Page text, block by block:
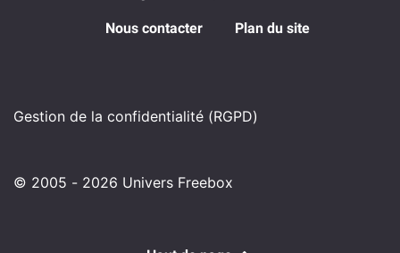
Nous contacter Plan du site
Gestion de la confidentialité (RGPD)
© 2005 - 2026 Univers Freebox